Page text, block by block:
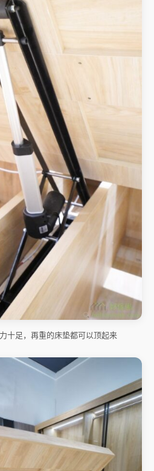
十足，再重的床垫都可以顶起来